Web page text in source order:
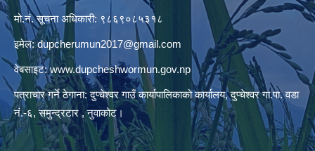
मो.नं. सूचना अधिकारी: ९८६९०८५३१८
इमेल:dupcherumun2017@gmail.com
वेबसाइट:www.dupcheshwormun.gov.np
पत्राचार गर्ने ठेगाना: दुप्चेश्वर गाउँ कार्यापालिकाको कार्यालय, दुप्चेश्वर गा.पा. वडा
नं.-६, समुन्द्रटार , नुवाकोट।